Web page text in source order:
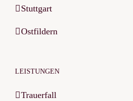
Stuttgart
Ostfildern
LEISTUNGEN
Trauerfall